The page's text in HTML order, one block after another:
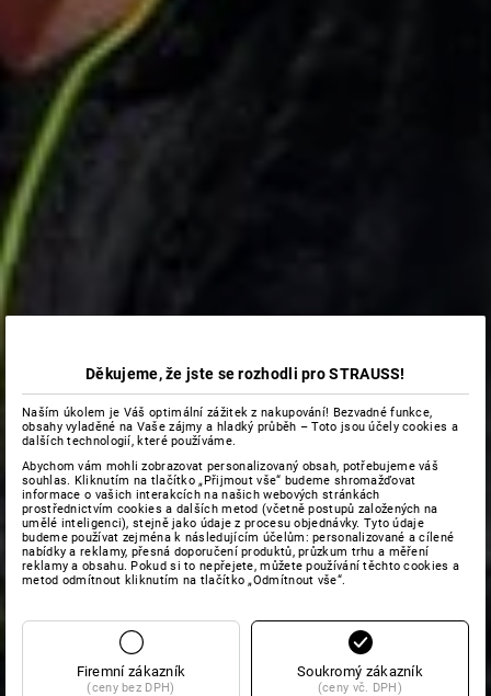
Děkujeme, že jste se rozhodli pro STRAUSS!
Naším úkolem je Váš optimální zážitek z nakupování! Bezvadné funkce,
obsahy vyladěné na Vaše zájmy a hladký průběh – Toto jsou účely cookies a
dalších technologií, které používáme.
Abychom vám mohli zobrazovat personalizovaný obsah, potřebujeme váš
souhlas. Kliknutím na tlačítko „Přijmout vše“ budeme shromažďovat
informace o vašich interakcích na našich webových stránkách
prostřednictvím cookies a dalších metod (včetně postupů založených na
umělé inteligenci), stejně jako údaje z procesu objednávky. Tyto údaje
budeme používat zejména k následujícím účelům: personalizované a cílené
nabídky a reklamy, přesná doporučení produktů, průzkum trhu a měření
reklamy a obsahu. Pokud si to nepřejete, můžete používání těchto cookies a
metod odmítnout kliknutím na tlačítko „Odmítnout vše“.
Firemní zákazník
(ceny bez DPH)
Soukromý zákazník
(ceny vč. DPH)